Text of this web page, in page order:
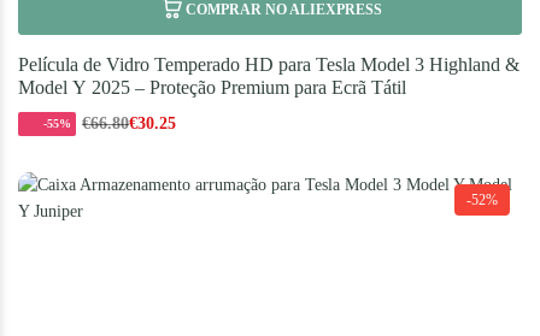
COMPRAR NO ALIEXPRESS
Película de Vidro Temperado HD para Tesla Model 3 Highland &
Model Y 2025 – Proteção Premium para Ecrã Tátil
-55% €66.80€30.25
-52%